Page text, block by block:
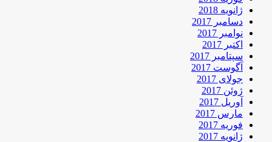
ژانویه 2018
دسامبر 2017
نوامبر 2017
اکتبر 2017
سپتامبر 2017
آگوست 2017
جولای 2017
ژوئن 2017
آوریل 2017
مارس 2017
فوریه 2017
ژانویه 2017